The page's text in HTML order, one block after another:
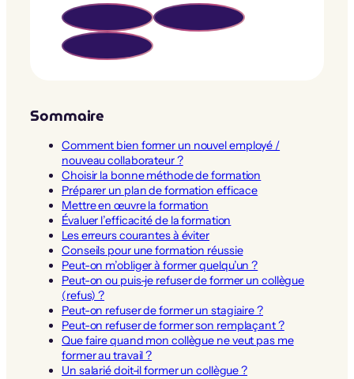
Sommaire
Comment bien former un nouvel employé /
nouveau collaborateur ?
Choisir la bonne méthode de formation
Préparer un plan de formation efficace
Mettre en œuvre la formation
Évaluer l’efficacité de la formation
Les erreurs courantes à éviter
Conseils pour une formation réussie
Peut-on m’obliger à former quelqu’un ?
Peut-on ou puis-je refuser de former un collègue
(refus) ?
Peut-on refuser de former un stagiaire ?
Peut-on refuser de former son remplaçant ?
Que faire quand mon collègue ne veut pas me
former au travail ?
Un salarié doit-il former un collègue ?